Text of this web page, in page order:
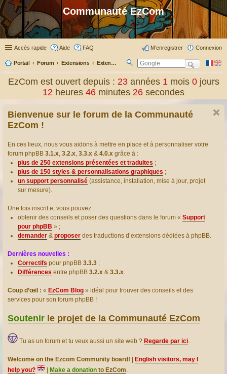
Communauté EzCom
Accès rapide Aide FAQ Connexion
M’enregistrer
Portail Forum Extensions Extensions présentées & traduites
ec
ch
er
EzCom est ouvert depuis : 23 années1 mois0 jours
12 heures 46 minutes 27 secondes
Bienvenue sur le forum de la Communauté
EzCom !
En ces lieux, nous vous aidons à mettre en place et à personnaliser votre
forum phpBB 3.1.x, 3.2.x, 3.3.x & 4.0.x grâce à :
plus de 250 extensions présentées et traduites ;
plus de 150 styles & personnalisations graphiques ;
un support personnalisé (assistance, installation, mise à jour, projet
sur mesure).
Une fois inscrit.e, vous pouvez :
obtenir des conseils et poser des questions dans le forum « Support
pour phpBB » ;
demander & proposer des traductions d’extensions dédiées à phpBB.
Dernières nouvelles :
Correctifs pour phpBB 3.3.3 ;
Différences entre phpBB 3.2.x & 3.3.x.
Coup d’œil : « EzCom Blog » idéal pour trouver des conseils et des
services pour son forum phpBB !
Soutenir le projet de la Communauté EzCom.
Tu as un forum et tu veux aussi un site web ? Regarde par ici.
Welcome on the Ezcom Community board!
English visitors, may I
help you?
Make a donation to EzCom.